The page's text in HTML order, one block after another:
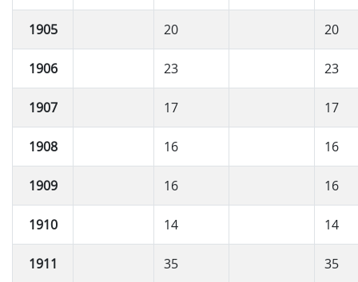
1905 20 20
1906 23 23
1907 17 17
1908 16 16
1909 16 16
1910 14 14
1911 35 35